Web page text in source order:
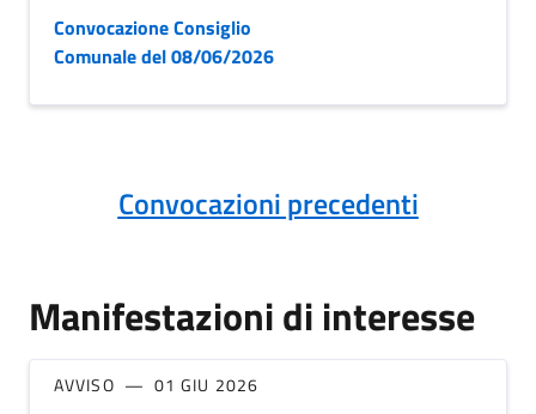
Convocazione Consiglio
Comunale del 08/06/2026
Convocazioni precedenti
Manifestazioni di interesse
AVVISO 01 GIU 2026